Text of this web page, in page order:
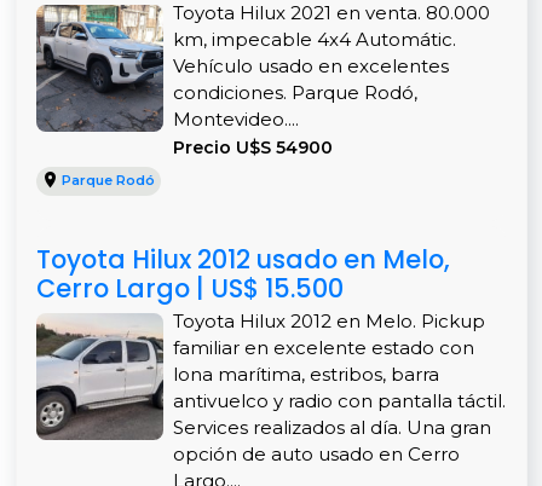
Toyota Hilux 2021 en venta. 80.000
km, impecable 4x4 Automátic.
Vehículo usado en excelentes
condiciones. Parque Rodó,
Montevideo....
Precio U$S 54900
Parque Rodó
Toyota Hilux 2012 usado en Melo,
Cerro Largo | US$ 15.500
Toyota Hilux 2012 en Melo. Pickup
familiar en excelente estado con
lona marítima, estribos, barra
antivuelco y radio con pantalla táctil.
Services realizados al día. Una gran
opción de auto usado en Cerro
Largo....